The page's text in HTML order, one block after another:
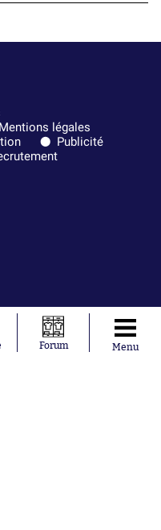
Mentions légales
Publicité
Forum Menu